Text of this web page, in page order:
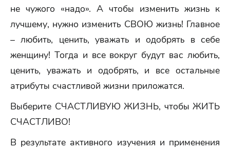
не чужого «надо». А чтобы изменить жизнь к
лучшему, нужно изменить СВОЮ жизнь! Главное
– любить, ценить, уважать и одобрять в себе
женщину! Тогда и все вокруг будут вас любить,
ценить, уважать и одобрять, и все остальные
атрибуты счастливой жизни приложатся.
Выберите СЧАСТЛИВУЮ ЖИЗНЬ, чтобы ЖИТЬ
СЧАСТЛИВО!
В результате активного изучения и применения